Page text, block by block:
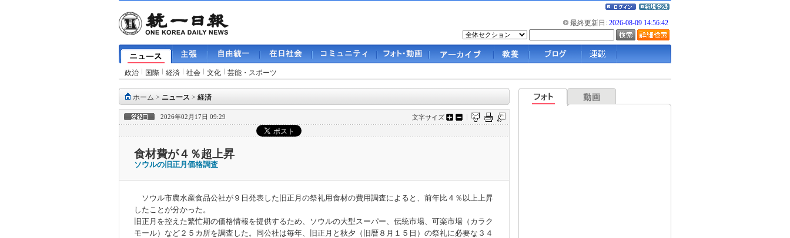
最終更新日: 2026-08-09 14:56:42
政治 国際 経済 社会 文化 芸能・スポーツ
ホーム > ニュース > 経済
2026年02月17日 09:29 文字サイズ
食材費が４％超上昇
ソウルの旧正月価格調査
ソウル市農水産食品公社が９日発表した旧正月の祭礼用食材の費用調査によると、前年比４％以上上昇
したことが分かった。
旧正月を控えた繁忙期の価格情報を提供するため、ソウルの大型スーパー、伝統市場、可楽市場（カラク
モール）など２５カ所を調査した。同公社は毎年、旧正月と秋夕（旧暦８月１５日）の祭礼に必要な３４